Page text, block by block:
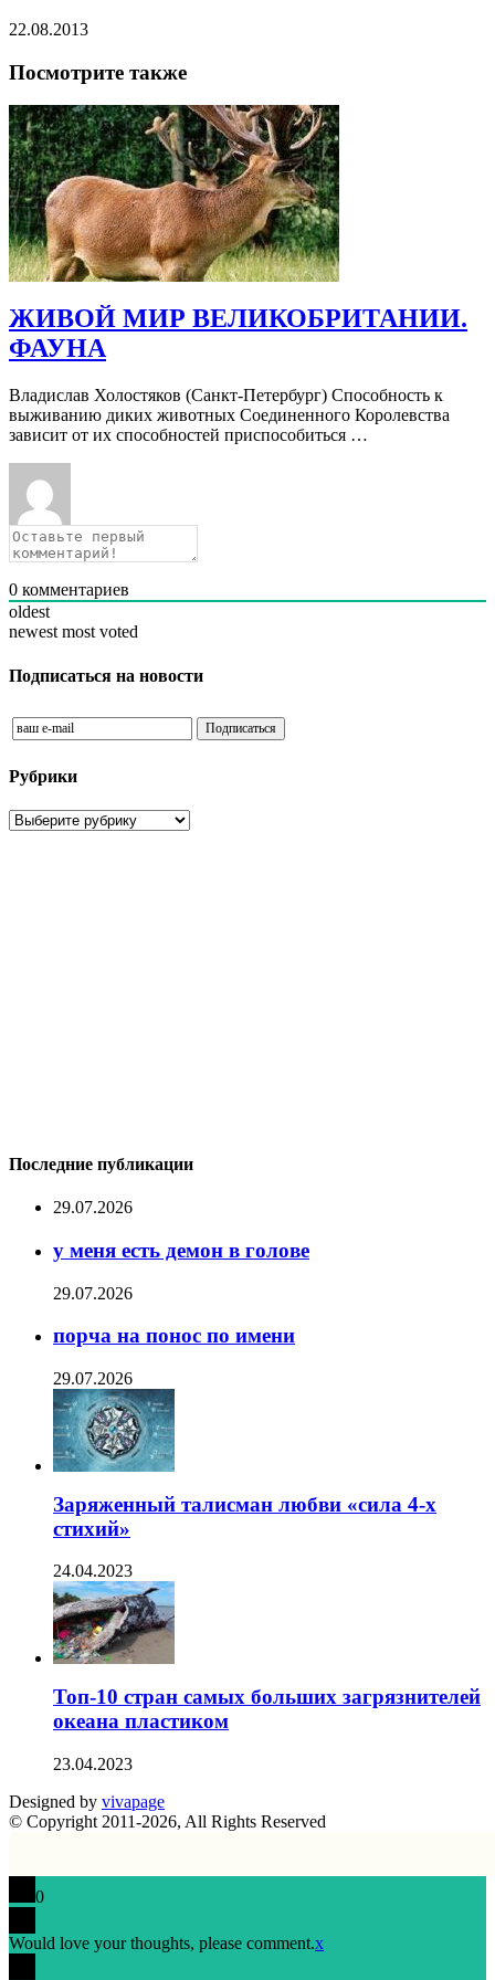
22.08.2013
Посмотрите также
ЖИВОЙ МИР ВЕЛИКОБРИТАНИИ.
ФАУНА
Владислав Холостяков (Санкт-Петербург) Способность к
выживанию диких животных Соединенного Королевства
зависит от их способностей приспособиться …
0 комментариев
oldest
newest most voted
Подписаться на новости
Рубрики
Рубрики
Последние публикации
29.07.2026
у меня есть демон в голове
29.07.2026
порча на понос по имени
29.07.2026
Заряженный талисман любви «сила 4-х
стихий»
24.04.2023
Топ-10 стран самых больших загрязнителей
океана пластиком
23.04.2023
Designed by vivapage
© Copyright 2011-2026, All Rights Reserved
0
Would love your thoughts, please comment.x